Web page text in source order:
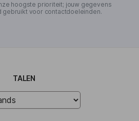
hoogste prioriteit; jouw gegevens
gebruikt voor contactdoeleinden.
TALEN